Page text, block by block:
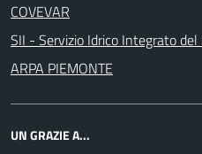
COVEVAR
SII - Servizio Idrico Integrato
ARPA PIEMONTE
UN GRAZIE A...